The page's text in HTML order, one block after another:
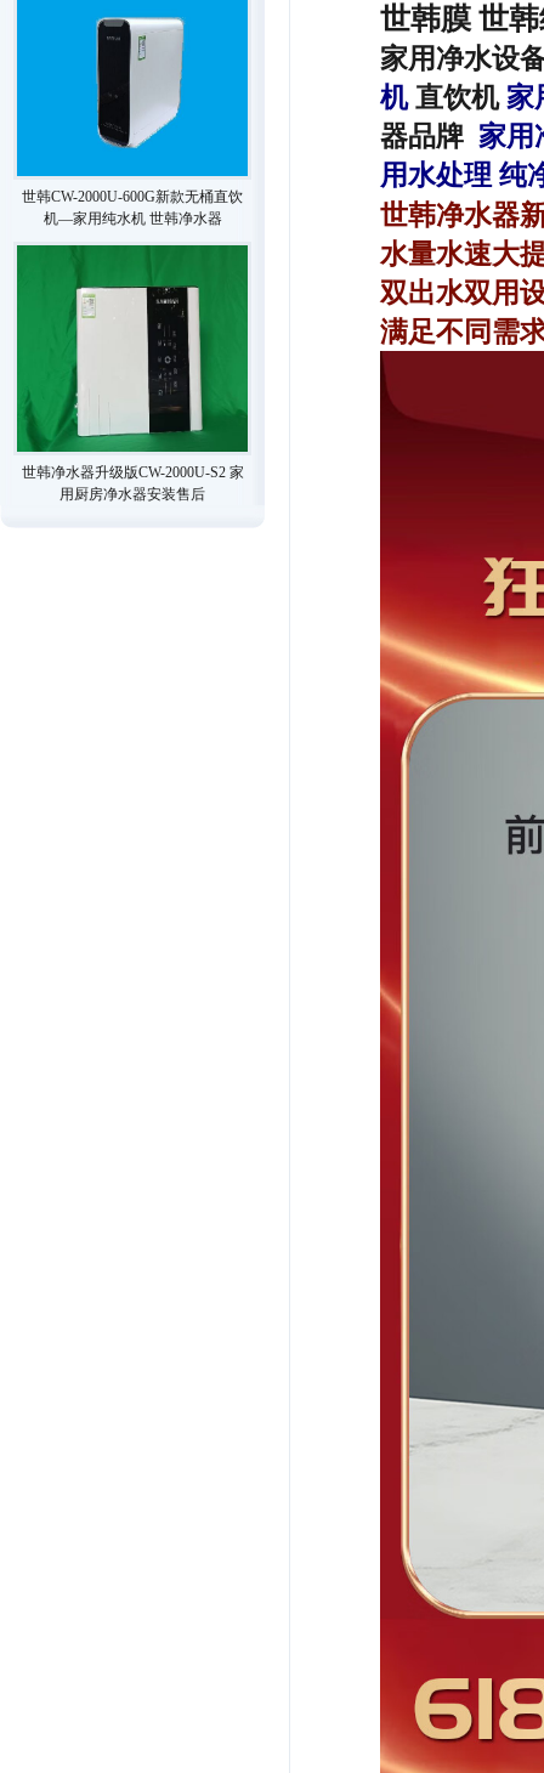
世韩CW-2000U-600G新款无桶直饮
机—家用纯水机 世韩净水器
世韩净水器升级版CW-2000U-S2 家
用厨房净水器安装售后
世韩膜 世
家用净水设
机 直饮机 家
器品牌 家用
用水处理 纯
世韩净水器
水量水速大
双出水双用
满足不同需